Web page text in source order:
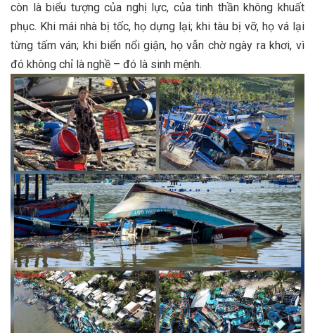
còn là biểu tượng của nghị lực, của tinh thần không khuất
phục. Khi mái nhà bị tốc, họ dựng lại; khi tàu bị vỡ, họ vá lại
từng tấm ván; khi biển nổi giận, họ vẫn chờ ngày ra khơi, vì
đó không chỉ là nghề – đó là sinh mệnh.